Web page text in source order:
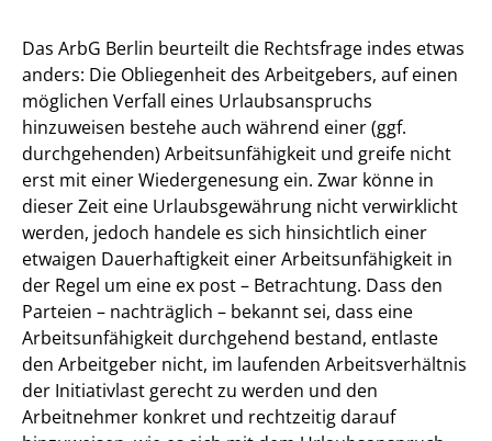
Das ArbG Berlin beurteilt die Rechtsfrage indes etwas
anders: Die Obliegenheit des Arbeitgebers, auf einen
möglichen Verfall eines Urlaubsanspruchs
hinzuweisen bestehe auch während einer (ggf.
durchgehenden) Arbeitsunfähigkeit und greife nicht
erst mit einer Wiedergenesung ein. Zwar könne in
dieser Zeit eine Urlaubsgewährung nicht verwirklicht
werden, jedoch handele es sich hinsichtlich einer
etwaigen Dauerhaftigkeit einer Arbeitsunfähigkeit in
der Regel um eine ex post – Betrachtung. Dass den
Parteien – nachträglich – bekannt sei, dass eine
Arbeitsunfähigkeit durchgehend bestand, entlaste
den Arbeitgeber nicht, im laufenden Arbeitsverhältnis
der Initiativlast gerecht zu werden und den
Arbeitnehmer konkret und rechtzeitig darauf